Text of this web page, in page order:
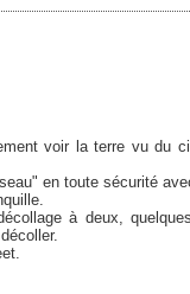
voir la terre vu du
en toute sécurité
à deux,